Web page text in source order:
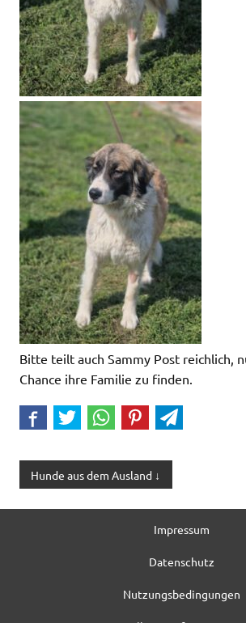
Bitte teilt auch Sammy Post reichlich,
Chance ihre Familie zu finden.
Hunde aus dem Ausland ↓
Impressum
Datenschutz
Nutzungsbedingungen